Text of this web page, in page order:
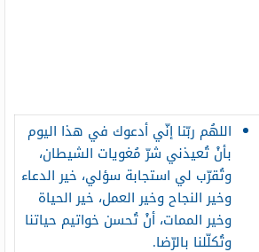
اللهُم ربّنا إنّي أدعوك في هذا اليوم
بأنْ تُعيذني شرّ مُغويات الشيطان،
وتُقرّب لي استجابة سؤلي، خير الدعاء
وخير النجاح وخير العمل، خير الحياة
وخير الممات، أنْ تُحسن خواتيم حياتنا
وتُكلّلنا بالرّضا.